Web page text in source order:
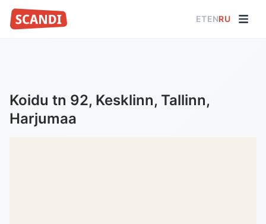
ETENRU
Koidu tn 92, Kesklinn, Tallinn,
Harjumaa